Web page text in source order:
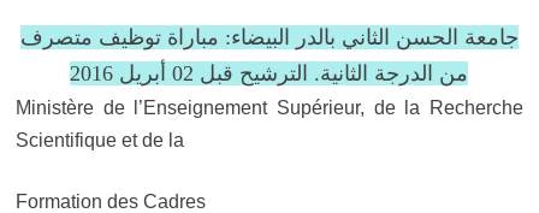
جامعة الحسن الثاني بالدر البيضاء: مباراة توظيف متصرف
من الدرجة الثانية. الترشيح قبل 02 أبريل 2016
Ministère de l’Enseignement Supérieur, de la Recherche
Scientifique et de la
Formation des Cadres